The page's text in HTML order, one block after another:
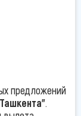
предложений
.